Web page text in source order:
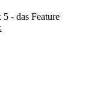
- das Feature